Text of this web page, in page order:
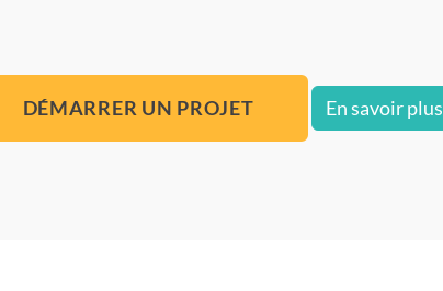
DÉMARRER UN PROJET En savoir plus